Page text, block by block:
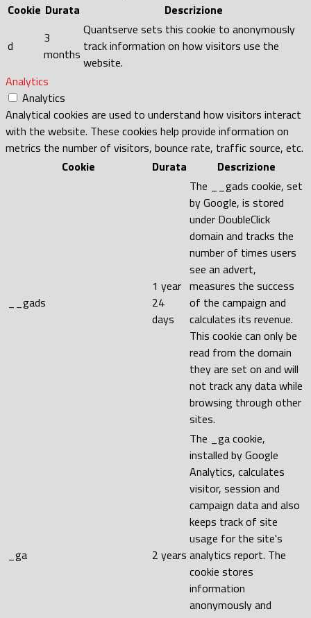
Cookie Durata Descrizione
d
3
months
Quantserve sets this cookie to anonymously
track information on how visitors use the
website.
Analytics
Analytics
Analytical cookies are used to understand how visitors interact
with the website. These cookies help provide information on
metrics the number of visitors, bounce rate, traffic source, etc.
Cookie
Durata Descrizione
__gads
1 year
24
days
The __gads cookie, set
by Google, is stored
under DoubleClick
domain and tracks the
number of times users
see an advert,
measures the success
of the campaign and
calculates its revenue.
This cookie can only be
read from the domain
they are set on and will
not track any data while
browsing through other
sites.
_ga 2 years
The _ga cookie,
installed by Google
Analytics, calculates
visitor, session and
campaign data and also
keeps track of site
usage for the site's
analytics report. The
cookie stores
information
anonymously and